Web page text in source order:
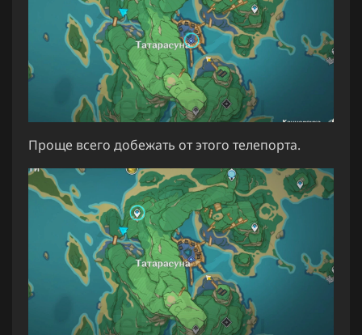
Проще всего добежать от этого телепорта.